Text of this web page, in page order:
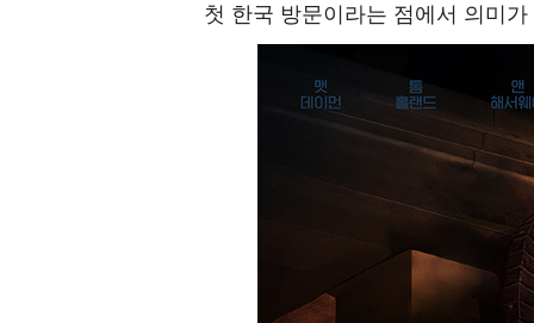
첫 한국 방문이라는 점에서 의미가